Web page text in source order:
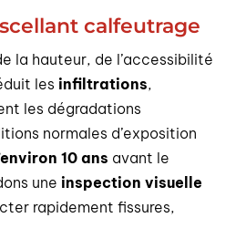
calfeutrage
la hauteur, de l’accessibilité
les infiltrations,
les dégradations
normales d’exposition
10 ans avant le
une inspection visuelle
rapidement fissures,